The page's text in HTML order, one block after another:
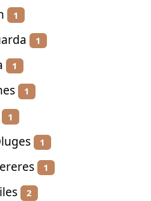
1
1
1
1
1
1
1
2